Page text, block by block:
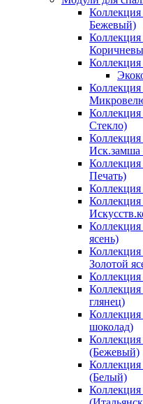
Бежевый)
Стекло)
Печать)
ясень)
Золотой
глянец)
шоколад)
(Бежевый)
(Белый)